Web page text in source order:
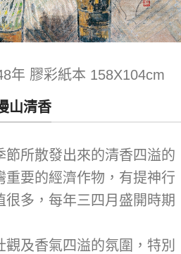
年 膠彩紙本 158X104cm
山清香
節所散發出來的清香四溢的
重要的經濟作物，有提神行
多，每年三四月盛開時期
及香氣四溢的氛圍，特別